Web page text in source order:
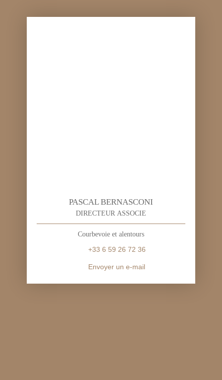
PASCAL BERNASCONI
DIRECTEUR ASSOCIE
Courbevoie et alentours
+33 6 59 26 72 36
Envoyer un e-mail